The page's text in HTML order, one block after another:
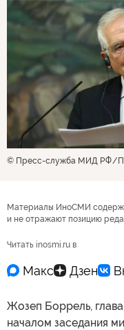
© Пресс-служба МИД РФ
Материалы ИноСМИ
и не отражают позицию
Читать inosmi.ru в
Жозеп Боррель,
началом заседания